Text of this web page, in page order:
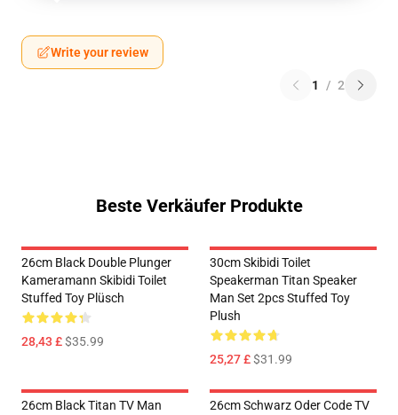
Write your review
1 / 2
Beste Verkäufer Produkte
26cm Black Double Plunger
Kameramann Skibidi Toilet
Stuffed Toy Plüsch
28,43 £$35.99
30cm Skibidi Toilet
Speakerman Titan Speaker
Man Set 2pcs Stuffed Toy
Plush
25,27 £$31.99
26cm Black Titan TV Man
26cm Schwarz Oder Code TV